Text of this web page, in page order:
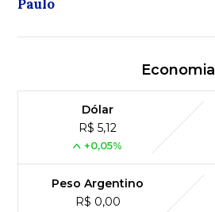
Paulo
Economia
Dólar
R$ 5,12
+0,05%
Peso Argentino
R$ 0,00